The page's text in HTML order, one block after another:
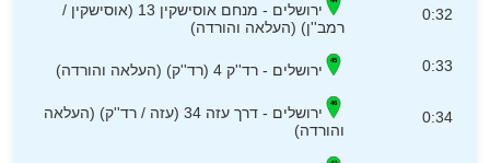
0:32
ירושלים - מנחם אוסישקין 13 (אוסישקין /
רמב''ן) (העלאה והורדה)
0:33 ירושלים - רד''ק 4 (רד''ק) (העלאה והורדה)
0:34
ירושלים - דרך עזה 34 (עזה / רד''ק) (העלאה
והורדה)